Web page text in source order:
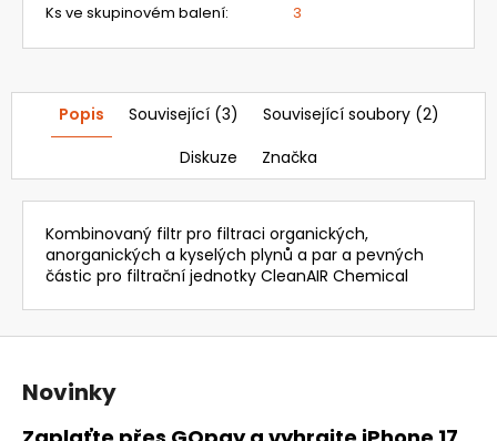
Ks ve skupinovém balení: 3
Popis Související (3)
Související soubory (2)
Diskuze
Značka
Kombinovaný filtr pro filtraci organických,
anorganických a kyselých plynů a par a pevných
částic pro filtrační jednotky CleanAIR Chemical
Z
Novinky